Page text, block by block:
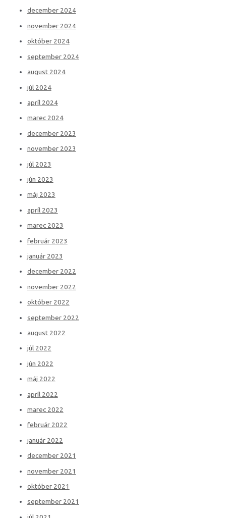
december 2024
november 2024
október 2024
september 2024
august 2024
júl 2024
apríl 2024
marec 2024
december 2023
november 2023
júl 2023
jún 2023
máj 2023
apríl 2023
marec 2023
február 2023
január 2023
december 2022
november 2022
október 2022
september 2022
august 2022
júl 2022
jún 2022
máj 2022
apríl 2022
marec 2022
február 2022
január 2022
december 2021
november 2021
október 2021
september 2021